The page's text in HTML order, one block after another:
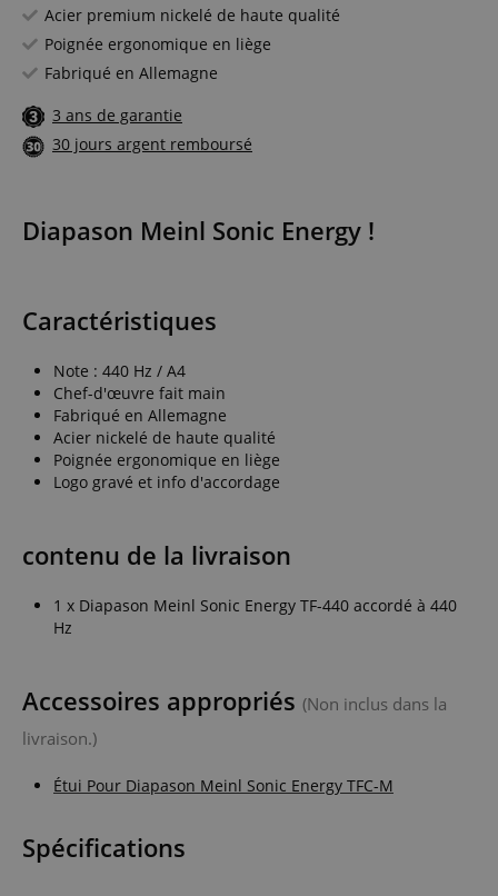
Acier premium nickelé de haute qualité
Poignée ergonomique en liège
Fabriqué en Allemagne
3 ans de garantie
30 jours argent remboursé
Diapason Meinl Sonic Energy !
Caractéristiques
Note : 440 Hz / A4
Chef-d'œuvre fait main
Fabriqué en Allemagne
Acier nickelé de haute qualité
Poignée ergonomique en liège
Logo gravé et info d'accordage
contenu de la livraison
1 x Diapason Meinl Sonic Energy TF-440 accordé à 440
Hz
Accessoires appropriés (Non inclus dans la
livraison.)
Étui Pour Diapason Meinl Sonic Energy TFC-M
Spécifications